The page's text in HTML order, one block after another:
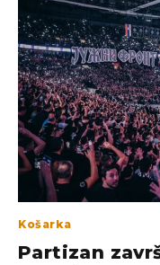
Košarka
Partizan